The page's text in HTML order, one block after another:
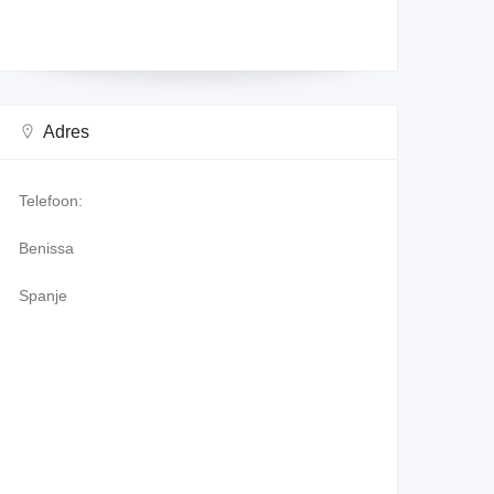
Adres
Telefoon:
Benissa
Spanje